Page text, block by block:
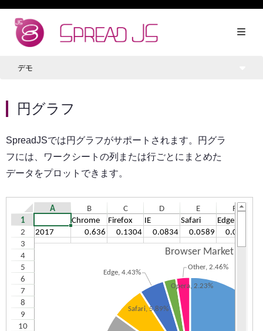
デモ
円グラフ
SpreadJSでは円グラフがサポートされます。円グラ
フには、ワークシートの列または行ごとにまとめた
データをプロットできます。